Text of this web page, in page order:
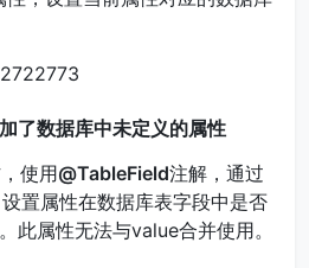
了数据库中未定义的属性
使用@TableField注解，通过
置属性在数据库表字段中是否
此属性无法与value合并使用。